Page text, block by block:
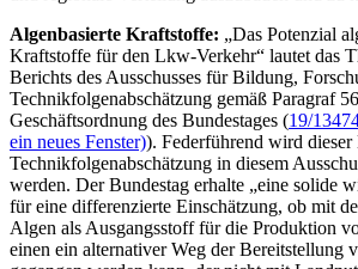
Algenbasierte Kraftstoffe: „Das Potenzial
Kraftstoffe für den Lkw-Verkehr“ lautet das
Berichts des Ausschusses für Bildung,
Technikfolgenabschätzung gemäß Paragraf
Geschäftsordnung des Bundestages (19/
ein neues Fenster)). Federführend wird
Technikfolgenabschätzung in diesem
werden. Der Bundestag erhalte „eine solide
für eine differenzierte Einschätzung, ob mit
Algen als Ausgangsstoff für die Produktion
einen ein alternativer Weg der Bereitstellung